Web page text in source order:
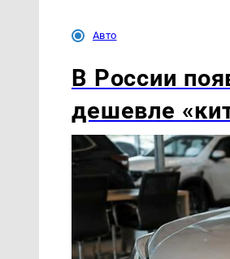
Авто
В России
дешевле